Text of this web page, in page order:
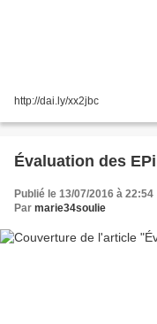
http://dai.ly/xx2jbc
Évaluation des EPi
Publié le 13/07/2016 à 22:54
Par marie34soulie